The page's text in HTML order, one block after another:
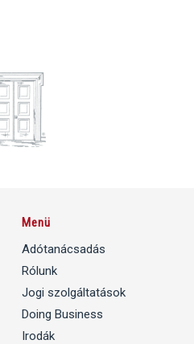
Menü
Adótanácsadás
Rólunk
Jogi szolgáltatások
Doing Business
Irodák